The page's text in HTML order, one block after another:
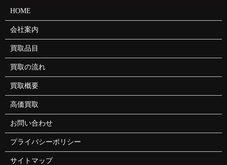
HOME
会社案内
買取品目
買取の流れ
買取概要
高価買取
お問い合わせ
プライバシーポリシー
サイトマップ